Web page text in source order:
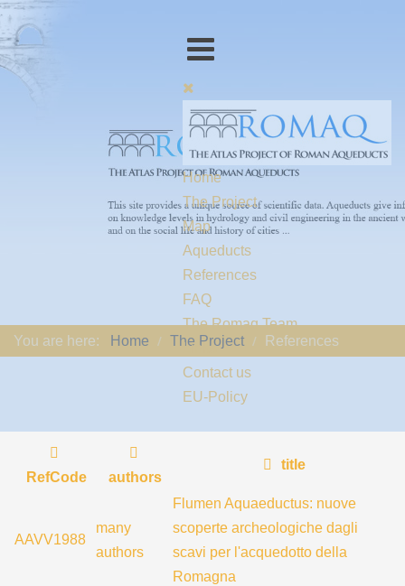
Home
The Project
Map
Aqueducts
References
FAQ
The Romaq Team
Links
Contact us
EU-Policy
You are here: Home The Project References
RefCode authors
title
AAVV1988
many
authors
Flumen Aquaeductus: nuove
scoperte archeologiche dagli
scavi per l'acquedotto della
Romagna